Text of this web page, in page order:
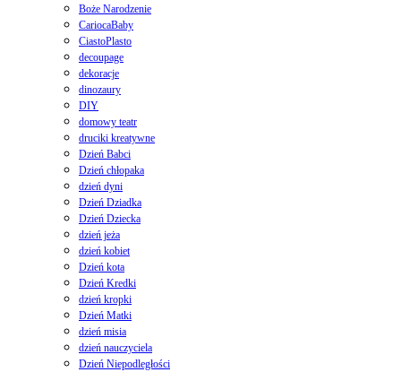
Boże Narodzenie
CariocaBaby
CiastoPlasto
decoupage
dekoracje
dinozaury
DIY
domowy teatr
druciki kreatywne
Dzień Babci
Dzień chłopaka
dzień dyni
Dzień Dziadka
Dzień Dziecka
dzień jeża
dzień kobiet
Dzień kota
Dzień Kredki
dzień kropki
Dzień Matki
dzień misia
dzień nauczyciela
Dzień Niepodległości